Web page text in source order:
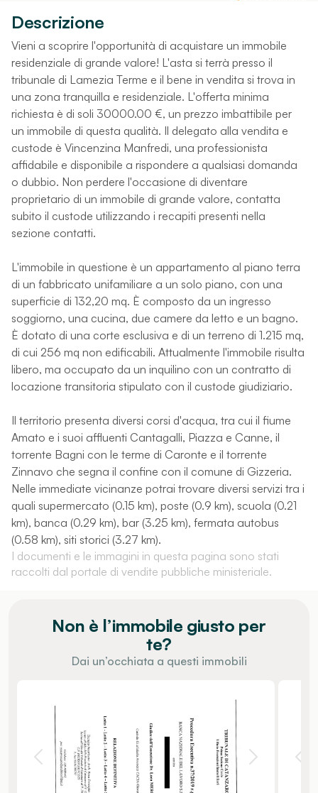
Descrizione
Vieni a scoprire l'opportunità di acquistare un immobile
residenziale di grande valore! L'asta si terrà presso il
tribunale di Lamezia Terme e il bene in vendita si trova in
una zona tranquilla e residenziale. L'offerta minima
richiesta è di soli 30000.00 €, un prezzo imbattibile per
un immobile di questa qualità. Il delegato alla vendita e
custode è Vincenzina Manfredi, una professionista
affidabile e disponibile a rispondere a qualsiasi domanda
o dubbio. Non perdere l'occasione di diventare
proprietario di un immobile di grande valore, contatta
subito il custode utilizzando i recapiti presenti nella
sezione contatti.
L'immobile in questione è un appartamento al piano terra
di un fabbricato unifamiliare a un solo piano, con una
superficie di 132,20 mq. È composto da un ingresso
soggiorno, una cucina, due camere da letto e un bagno.
È dotato di una corte esclusiva e di un terreno di 1.215 mq,
di cui 256 mq non edificabili. Attualmente l'immobile risulta
libero, ma occupato da un inquilino con un contratto di
locazione transitoria stipulato con il custode giudiziario.
Il territorio presenta diversi corsi d'acqua, tra cui il fiume
Amato e i suoi affluenti Cantagalli, Piazza e Canne, il
torrente Bagni con le terme di Caronte e il torrente
Zinnavo che segna il confine con il comune di Gizzeria.
Nelle immediate vicinanze potrai trovare diversi servizi tra i
quali supermercato (0.15 km), poste (0.9 km), scuola (0.21
km), banca (0.29 km), bar (3.25 km), fermata autobus
(0.58 km), siti storici (3.27 km).
I documenti e le immagini in questa pagina sono stati
raccolti dal portale di vendite pubbliche ministeriale.
Non è l’immobile giusto per
te?
Dai un’occhiata a questi immobili